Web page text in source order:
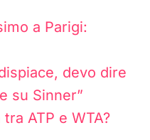
a Parigi:
devo dire
su Sinner”
ATP e WTA?